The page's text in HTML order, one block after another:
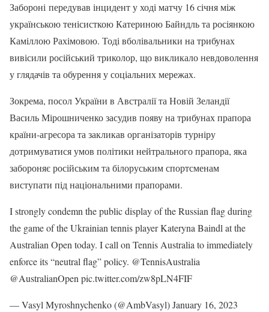
Забороні передував інцидент у ході матчу 16 січня між
українською тенісисткою Катериною Байндль та росіянкою
Каміллою Рахімовою. Тоді вболівальники на трибунах
вивісили російський триколор, що викликало невдоволення
у глядачів та обурення у соціальних мережах.
Зокрема, посол України в Австралії та Новій Зеландії
Василь Мірошниченко засудив появу на трибунах прапора
країни-агресора та закликав організаторів турніру
дотримуватися умов політики нейтрального прапора, яка
забороняє російським та білоруським спортсменам
виступати під національними прапорами.
I strongly condemn the public display of the Russian flag during
the game of the Ukrainian tennis player Kateryna Baindl at the
Australian Open today. I call on Tennis Australia to immediately
enforce its “neutral flag” policy. @TennisAustralia
@AustralianOpen pic.twitter.com/zw8pLN4FIF
— Vasyl Myroshnychenko (@AmbVasyl) January 16, 2023